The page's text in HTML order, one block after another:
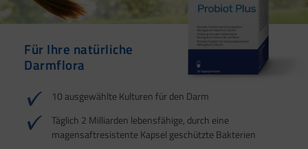
Für Ihre natürliche
Darmflora
10 ausgewählte Kulturen für den Darm
Täglich 2 Milliarden lebensfähige, durch eine
magensaftresistente Kapsel geschützte Bakterien
Natürliche Abwehr